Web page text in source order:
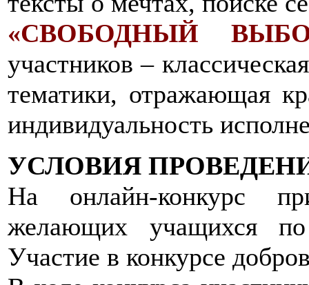
«СВОБОДНЫЙ
участников –
тематики, отражающая
индивидуальность
УСЛОВИЯ
На онлайн-конкурс
желающих учащихся
Участие в конкурсе